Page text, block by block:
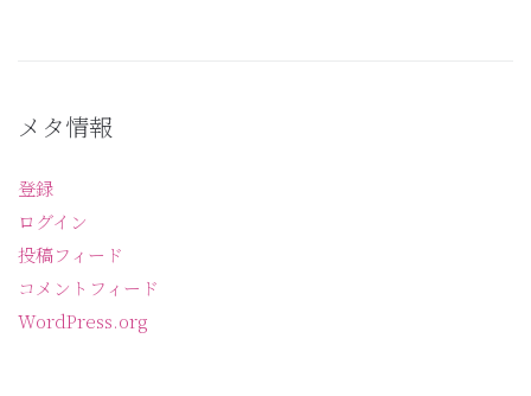
メタ情報
登録
ログイン
投稿フィード
コメントフィード
WordPress.org